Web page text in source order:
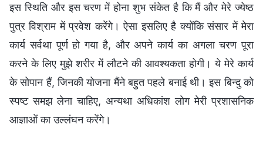
इस स्थिति और इस चरण में होना शुभ संकेत है कि मैं और मेरे ज्येष्ठ
पुत्र विश्राम में प्रवेश करेंगे। ऐसा इसलिए है क्योंकि संसार में मेरा
कार्य सर्वथा पूर्ण हो गया है, और अपने कार्य का अगला चरण पूरा
करने के लिए मुझे शरीर में लौटने की आवश्यकता होगी। ये मेरे कार्य
के सोपान हैं, जिनकी योजना मैंने बहुत पहले बनाई थी। इस बिन्दु को
स्पष्ट समझ लेना चाहिए, अन्यथा अधिकांश लोग मेरी प्रशासनिक
आज्ञाओं का उल्लंघन करेंगे।